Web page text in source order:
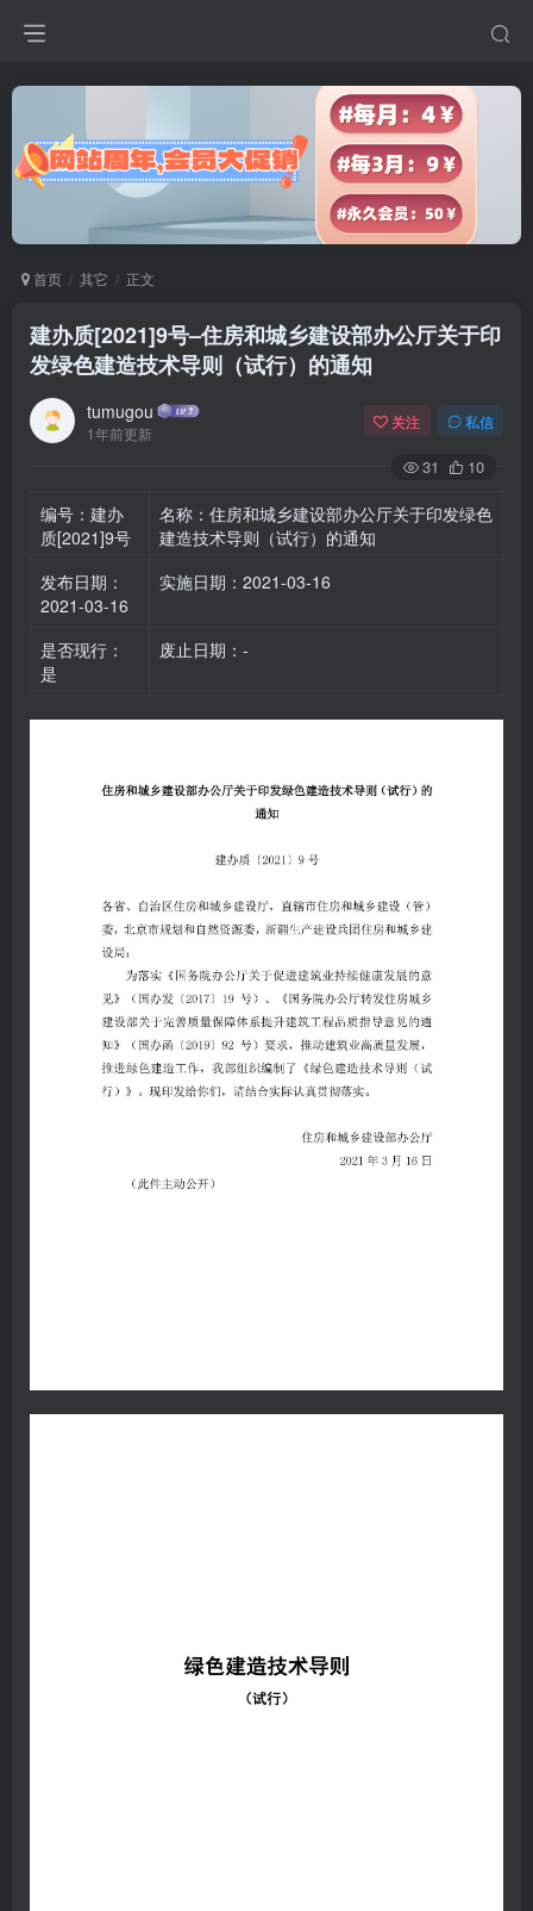
首页 其它 正文
建办质[2021]9号–住房和城乡建设部办公厅关于印
发绿色建造技术导则（试行）的通知
tumugou
1年前更新
关注 私信
31 10
编号：建办
质[2021]9号
名称：住房和城乡建设部办公厅关于印发绿色
建造技术导则（试行）的通知
发布日期：
2021-03-16
实施日期：2021-03-16
是否现行：
是
废止日期：-